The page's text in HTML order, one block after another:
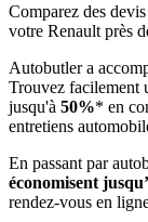
Comparez des
votre Renault près
Autobutler a
Trouvez facilement
jusqu'à 50%* en
entretiens
En passant par
économisent
rendez-vous en